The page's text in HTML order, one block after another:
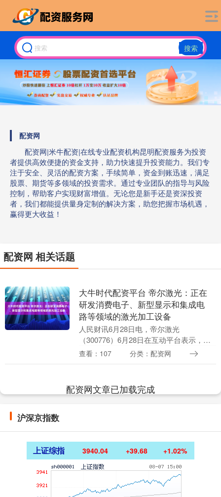
搜索
配资网
配资网|米牛配资|在线专业配资机构昆明配资服务为投资
者提供高效便捷的资金支持，助力快速提升投资能力。我们专
注于安全、灵活的配资方案，手续简单，资金到账迅速，满足
股票、期货等多领域的投资需求。通过专业团队的指导与风险
控制，帮助客户实现财富增值。无论您是新手还是资深投资
者，我们都能提供量身定制的解决方案，助您把握市场机遇，
赢得更大收益！
配资网 相关话题
大牛时代配资平台 帝尔激光：正在
研发消费电子、新型显示和集成电
路等领域的激光加工设备
人民财讯6月28日电，帝尔激光
（300776）6月28日在互动平台表示，公
司正在积极研发消费电子、新型显示和集
查看：107 分类：配资网
配资网文章已加载完成
沪深京指数
上证综指 3940.04 +39.68 +1.02%